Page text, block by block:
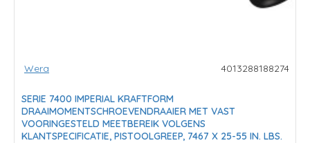
Wera 4013288188274
SERIE 7400 IMPERIAL KRAFTFORM
DRAAIMOMENTSCHROEVENDRAAIER MET VAST
VOORINGESTELD MEETBEREIK VOLGENS
KLANTSPECIFICATIE, PISTOOLGREEP, 7467 X 25-55 IN. LBS.